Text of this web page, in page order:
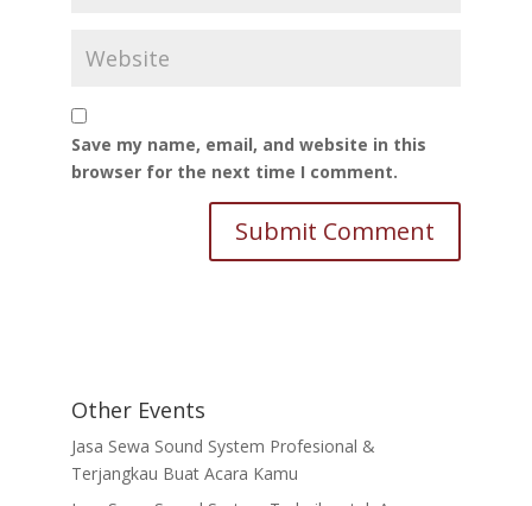
Save my name, email, and website in this
browser for the next time I comment.
Other Events
Jasa Sewa Sound System Profesional &
Terjangkau Buat Acara Kamu